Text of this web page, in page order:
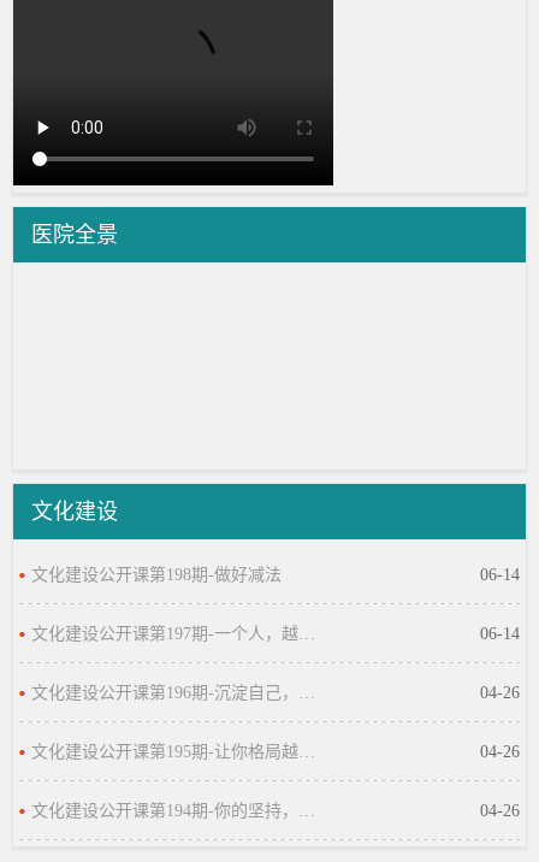
医院全景
文化建设
06-14
文化建设公开课第198期-做好减法
06-14
04-26
04-26
04-26